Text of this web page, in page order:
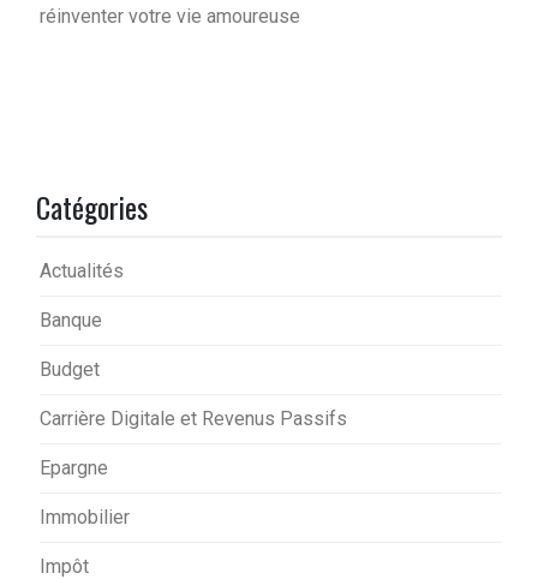
réinventer votre vie amoureuse
Catégories
Actualités
Banque
Budget
Carrière Digitale et Revenus Passifs
Epargne
Immobilier
Impôt